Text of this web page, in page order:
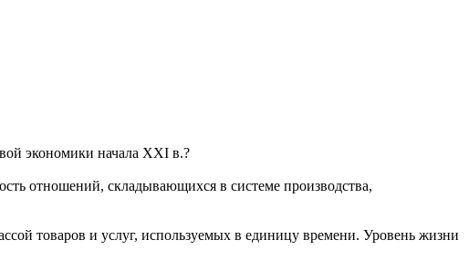
экономики начала XXI в.?
отношений, складывающихся в системе производства,
товаров и услуг, используемых в единицу времени. Уровень жизни